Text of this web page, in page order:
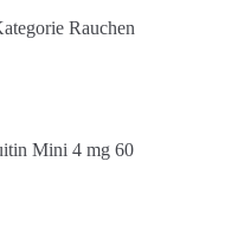
Rauchen
Mini 4 mg 60